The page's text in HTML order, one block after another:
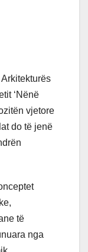
‘Nënë
vjetore
do të jenë
të
nga